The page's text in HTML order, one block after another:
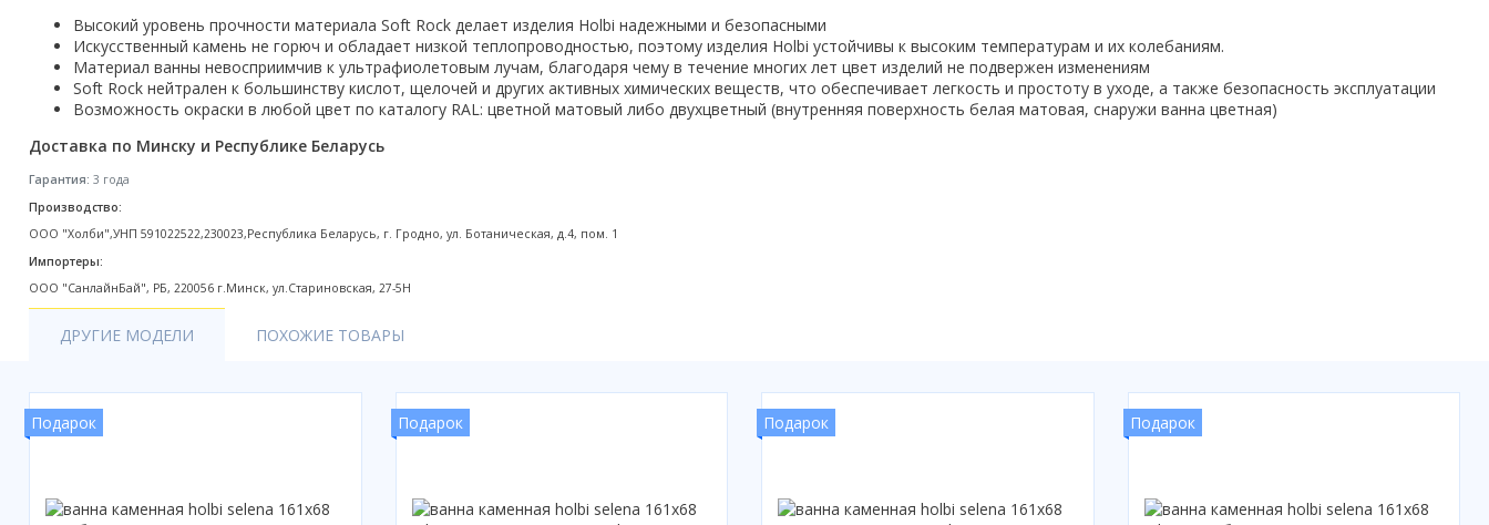
Аксессуары для ванной
Сифоны и донные клапаны
Люки
Дом и сад
Готовые кухни
Акции
Высокий уровень прочности материала Soft Rock делает изделия Holbi надежными и безопасными
Искусственный камень не горюч и обладает низкой теплопроводностью, поэтому изделия Holbi устойчивы к высоким температурам и их колебаниям.
Материал ванны невосприимчив к ультрафиолетовым лучам, благодаря чему в течение многих лет цвет изделий не подвержен изменениям
Soft Rock нейтрален к большинству кислот, щелочей и других активных химических веществ, что обеспечивает легкость и простоту в уходе, а также безопасность эксплуатации
Возможность окраски в любой цвет по каталогу RAL: цветной матовый либо двухцветный (внутренняя поверхность белая матовая, снаружи ванна цветная)
Доставка по Минску и Республике Беларусь
Гарантия: 3 года
Производство:
ООО "Холби",УНП 591022522,230023,Республика Беларусь, г. Гродно, ул. Ботаническая, д.4, пом. 1
Импортеры:
ООО "СанлайнБай", РБ, 220056 г.Минск, ул.Стариновская, 27-5H
ДРУГИЕ МОДЕЛИ ПОХОЖИЕ ТОВАРЫ
Подарок Подарок Подарок Подарок